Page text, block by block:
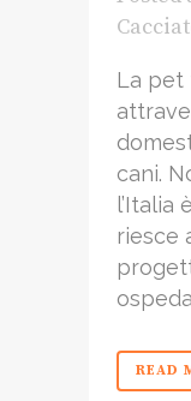
La pet
cani.
l’Italia
riesce
READ